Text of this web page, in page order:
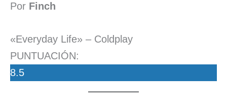
Por Finch
«Everyday Life» – Coldplay
PUNTUACIÓN:
8.5